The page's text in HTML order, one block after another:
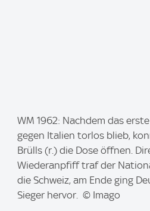
m
WM 1962: Nachdem das
gegen Italien torlos blieb,
Brülls (r.) die Dose öffnen.
Wiederanpfiff traf der
die Schweiz, am Ende ging
Sieger hervor. © Imago